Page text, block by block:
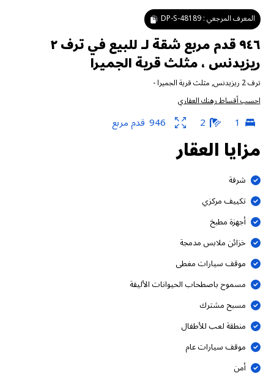
المعرف المرجعي :DP-S-48189
٩٤٦ قدم مربع شقة لـ للبيع في ترف ٢
ريزيدنس ، مثلث قرية الجميرا
ترف 2 ريزيدنس ,مثلث قرية الجميرا-
احسب أقساط رهنك العقاري
1
2
946 قدم مربع
مزايا العقار
شرفة
تكييف مركزي
أجهزة مطبخ
خزائن ملابس مدمجة
موقف سيارات مغطى
مسموح باصطحاب الحيوانات الأليفة
مسبح مشترك
منطقة لعب للأطفال
موقف سيارات عام
أمن